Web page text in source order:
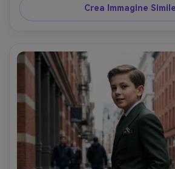
risoluzione, ombre naturali, capo
posizionato sul suo corpo
Crea Immagine